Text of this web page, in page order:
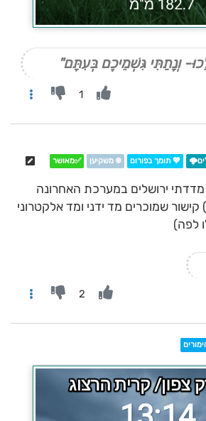
וְנָתַתִּי גִּשְׁמֵיכֶם בְּעִתָּם"
1
💖 תומך בפורום ❄️ משקיען ✅מאושר
ירושלים במערכת האחרונה
) קישור שמוכרים מד ידני ומד אלקטרוני
לפה)
2